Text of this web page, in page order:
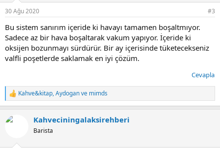
:
30 Ağu 2020 #3
Bu sistem sanırım içeride ki havayı tamamen boşaltmıyor.
Sadece az bir hava boşaltarak vakum yapıyor. İçeride ki
oksijen bozunmayı sürdürür. Bir ay içerisinde tüketecekseniz
valfli poşetlerde saklamak en iyi çözüm.
Cevapla
T
e
k
Kahve&kitap,Aydoganve mimds
Kahveciningalaksirehberi
Barista